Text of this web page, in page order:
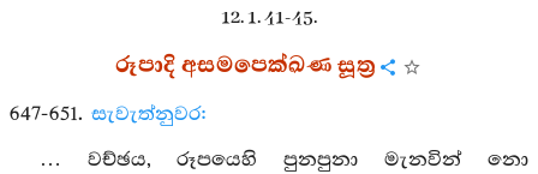
12. 1. 41-45.
රූපාදි අසමපෙක්ඛණ සූත්‍ර
647-651. සැවැත්නුවර:
… වච්ඡය, රූපයෙහි පුනපුනා මැනවින් නො